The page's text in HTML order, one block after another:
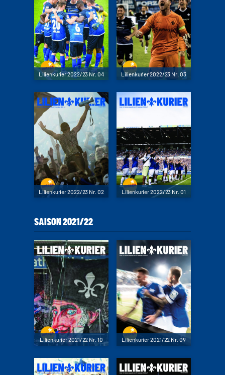
Lilienkurier 2022/23 Nr. 04 Lilienkurier 2022/23 Nr. 03
Lilienkurier 2022/23 Nr. 02 Lilienkurier 2022/23 Nr. 01
SAISON 2021/22
Lilienkurier 2021/22 Nr. 10 Lilienkurier 2021/22 Nr. 09